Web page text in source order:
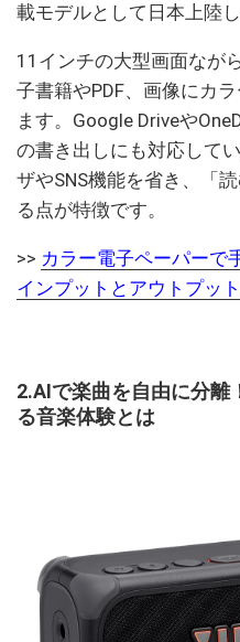
載モデルとして日本上陸し
11インチの大型画面なが
子書籍やPDF、画像にカ
ます。Google Driveや
の書き出しにも対応して
ザやSNS機能を省き、「
る点が特徴です。
>> カラー電子ペーパーで
インプットとアウトプッ
2.AIで楽曲を自由に分離
る音楽体験とは